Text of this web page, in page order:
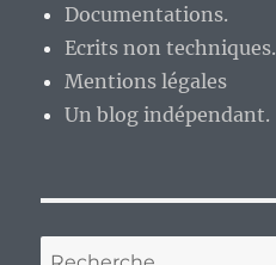
Documentations.
Ecrits non techniques.
Mentions légales
Un blog indépendant.
Recherche